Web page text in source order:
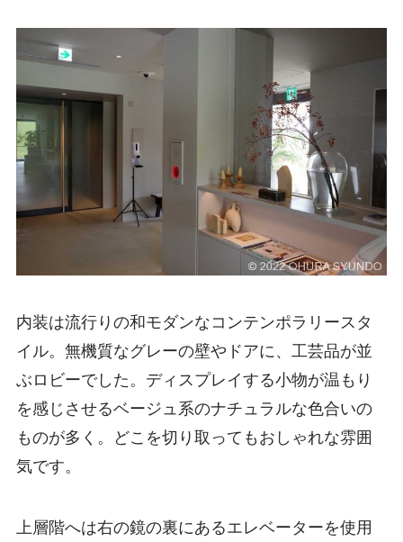
内装は流行りの和モダンなコンテンポラリースタ
イル。無機質なグレーの壁やドアに、工芸品が並
ぶロビーでした。ディスプレイする小物が温もり
を感じさせるベージュ系のナチュラルな色合いの
ものが多く。どこを切り取ってもおしゃれな雰囲
気です。
上層階へは右の鏡の裏にあるエレベーターを使用